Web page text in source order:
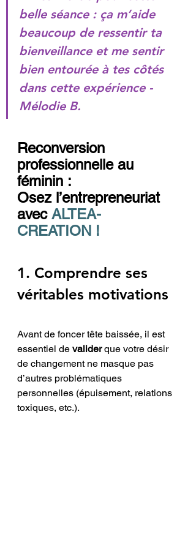
belle séance : ça m’aide
beaucoup de ressentir ta
bienveillance et me sentir
bien entourée à tes côtés
dans cette expérience -
Mélodie B.
Reconversion
professionnelle au
féminin :
Osez l’entrepreneuriat
avec ALTEA-
CREATION !
1. Comprendre ses
véritables motivations
Avant de foncer tête baissée, il est
essentiel de valider que votre désir
de changement ne masque pas
d’autres problématiques
personnelles (épuisement, relations
toxiques, etc.).